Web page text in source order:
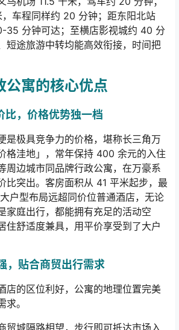
车程同样约 20 分钟；距东阳北站
35 分钟可达；至横店影视城约 40 分
短途旅游中转均能高效衔接，时间把
公寓的核心优点
比，价格优势独一档
是极具竞争力的价格，堪称长三角万
洼地」 ，常年保持 400 余元的入住
周边城市同品牌行政公寓，在万豪系
比突出。客房面积从 41 平米起步，最
户型布局远超同价位普通酒店，无论
家庭出行，都能拥有充足的活动空
住舒适度兼具，用平价享受到了大户
，贴合商贸出行需求
店的区位利好，公寓的地理位置完美
。
贸城隔路相望，步行即可抵达市场入